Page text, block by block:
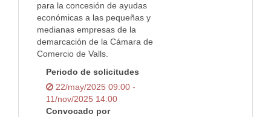
para la concesión de ayudas
económicas a las pequeñas y
medianas empresas de la
demarcación de la Cámara de
Comercio de Valls.
Periodo de solicitudes
22/may/2025 09:00 -
11/nov/2025 14:00
Convocado por